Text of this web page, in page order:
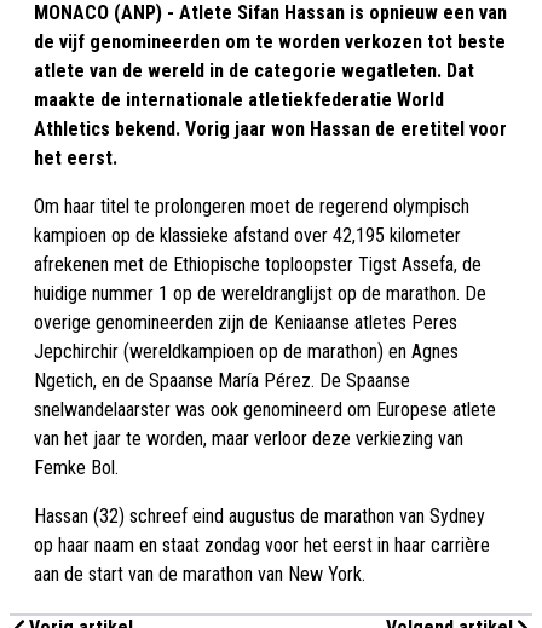
MONACO (ANP) - Atlete Sifan Hassan is opnieuw een van
de vijf genomineerden om te worden verkozen tot beste
atlete van de wereld in de categorie wegatleten. Dat
maakte de internationale atletiekfederatie World
Athletics bekend. Vorig jaar won Hassan de eretitel voor
het eerst.
Om haar titel te prolongeren moet de regerend olympisch
kampioen op de klassieke afstand over 42,195 kilometer
afrekenen met de Ethiopische toploopster Tigst Assefa, de
huidige nummer 1 op de wereldranglijst op de marathon. De
overige genomineerden zijn de Keniaanse atletes Peres
Jepchirchir (wereldkampioen op de marathon) en Agnes
Ngetich, en de Spaanse María Pérez. De Spaanse
snelwandelaarster was ook genomineerd om Europese atlete
van het jaar te worden, maar verloor deze verkiezing van
Femke Bol.
Hassan (32) schreef eind augustus de marathon van Sydney
op haar naam en staat zondag voor het eerst in haar carrière
aan de start van de marathon van New York.